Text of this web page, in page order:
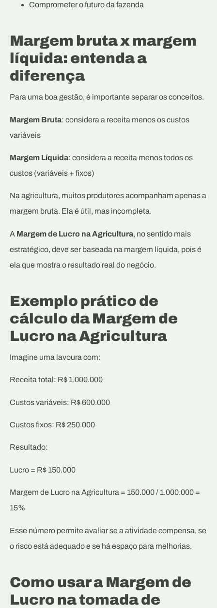
Comprometer o futuro da fazenda
Margem bruta x margem
líquida: entenda a
diferença
Para uma boa gestão, é importante separar os conceitos.
Margem Bruta: considera a receita menos os custos
variáveis
Margem Líquida: considera a receita menos todos os
custos (variáveis + fixos)
Na agricultura, muitos produtores acompanham apenas a
margem bruta. Ela é útil, mas incompleta.
A Margem de Lucro na Agricultura, no sentido mais
estratégico, deve ser baseada na margem líquida, pois é
ela que mostra o resultado real do negócio.
Exemplo prático de
cálculo da Margem de
Lucro na Agricultura
Imagine uma lavoura com:
Receita total: R$ 1.000.000
Custos variáveis: R$ 600.000
Custos fixos: R$ 250.000
Resultado:
Lucro = R$ 150.000
Margem de Lucro na Agricultura = 150.000 / 1.000.000 =
15%
Esse número permite avaliar se a atividade compensa, se
o risco está adequado e se há espaço para melhorias.
Como usar a Margem de
Lucro na tomada de